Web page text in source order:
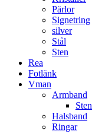
Pärlor
Signetring
silver
Stål
Sten
Rea
Fotlänk
Vman
Armband
Sten
Halsband
Ringar